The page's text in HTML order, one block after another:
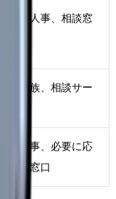
治医、人事、相談窓
分、家族、相談サー
場、人事、必要に応
て外部窓口